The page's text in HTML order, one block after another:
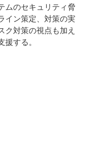
ムのセキュリティ脅
イン策定、対策の実
ク対策の視点も加え
援する。